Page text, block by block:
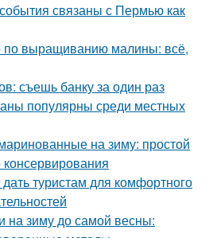
связаны с Пермью как
по выращиванию малины: всё,
съешь банку за один раз
популярны среди местных
на зиму: простой
туристам для комфортного
на зиму до самой весны: